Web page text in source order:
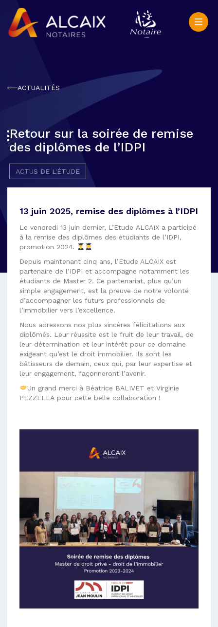
ACTUALITÉS
Retour sur la soirée de remise
des diplômes de l’IDPI
ACTUS DE L'ÉTUDE
13 juin 2025, remise des diplômes à l’IDPI
Le vendredi 13 juin dernier, L’Etude ALCAIX a participé
à la remise des diplômes des étudiants de l’IDPI,
promotion 2024.
Depuis maintenant cinq ans, l’Etude ALCAIX est
partenaire de l’IDPI et accompagne notamment les
étudiants de Master 2. Ce partenariat, plus qu’un
simple engagement, est la preuve de notre volonté
d’accompagner les futurs professionnels de
l’immobilier vers l’excellence.
Nous adressons nos plus sincères félicitations aux
diplômés. Leur réussite est le fruit de leur travail, de
leur détermination et leur intérêt pour ce domaine
exigeant qu’est le droit immobilier. Ils sont les
bâtisseurs de demain, ceux qui, par leur expertise et
leur engagement, façonneront l’avenir.
Un grand merci à Béatrice BALIVET et Virginie
PEZZELLA pour cette belle collaboration !